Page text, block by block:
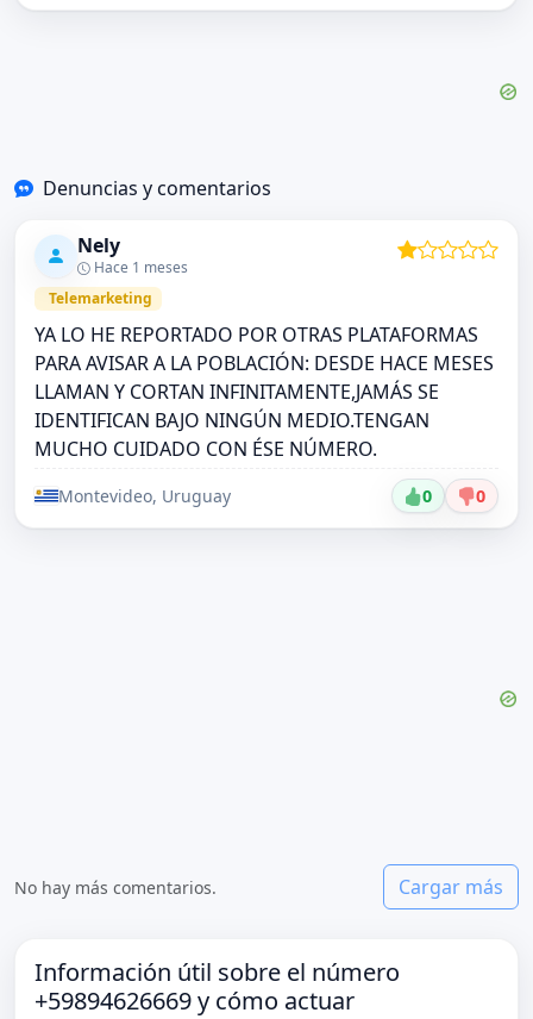
Denuncias y comentarios
Nely
Hace 1 meses
Telemarketing
YA LO HE REPORTADO POR OTRAS PLATAFORMAS
PARA AVISAR A LA POBLACIÓN: DESDE HACE MESES
LLAMAN Y CORTAN INFINITAMENTE,JAMÁS SE
IDENTIFICAN BAJO NINGÚN MEDIO.TENGAN
MUCHO CUIDADO CON ÉSE NÚMERO.
Montevideo, Uruguay 0 0
No hay más comentarios. Cargar más
Información útil sobre el número
+59894626669 y cómo actuar